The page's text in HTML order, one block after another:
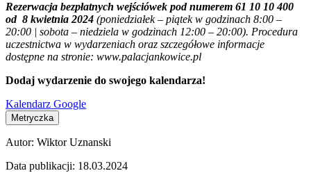
Rezerwacja bezpłatnych wejściówek pod numerem 61 10 10 400
od 8 kwietnia 2024 (poniedziałek – piątek w godzinach 8:00 –
20:00 | sobota – niedziela w godzinach 12:00 – 20:00). Procedura
uczestnictwa w wydarzeniach oraz szczegółowe informacje
dostępne na stronie: www.palacjankowice.pl
Dodaj wydarzenie do swojego kalendarza!
Kalendarz Google
Metryczka
Autor: Wiktor Uznanski
Data publikacji: 18.03.2024